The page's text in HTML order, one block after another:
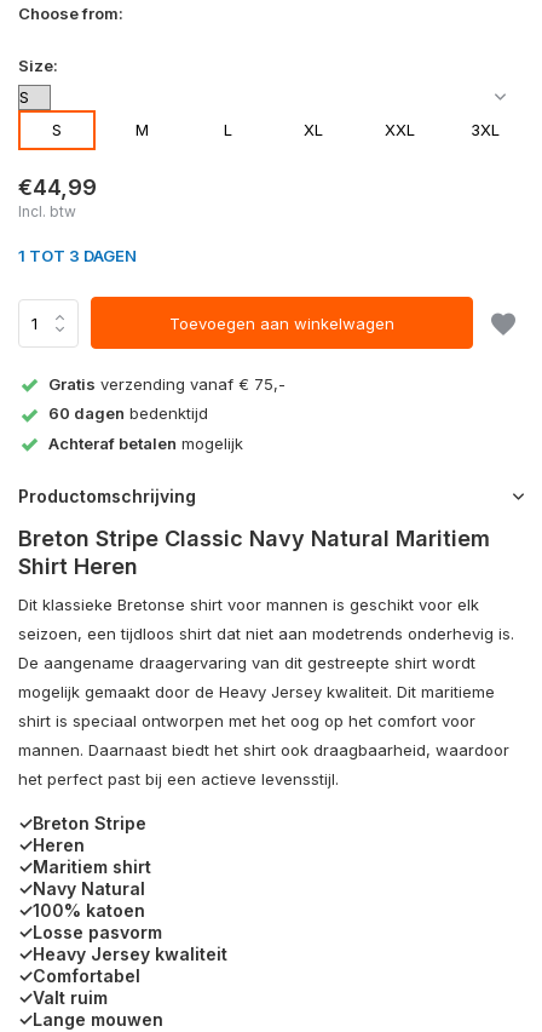
Choose from:
Size:
S M L XL XXL 3XL
€44,99
Incl. btw
1 TOT 3 DAGEN
Toevoegen aan winkelwagen
Gratis verzending vanaf € 75,-
60 dagen bedenktijd
Achteraf betalen mogelijk
Productomschrijving
Breton Stripe Classic Navy Natural Maritiem
Shirt Heren
Dit klassieke Bretonse shirt voor mannen is geschikt voor elk
seizoen, een tijdloos shirt dat niet aan modetrends onderhevig is.
De aangename draagervaring van dit gestreepte shirt wordt
mogelijk gemaakt door de Heavy Jersey kwaliteit. Dit maritieme
shirt is speciaal ontworpen met het oog op het comfort voor
mannen. Daarnaast biedt het shirt ook draagbaarheid, waardoor
het perfect past bij een actieve levensstijl.
✓Breton Stripe
✓Heren
✓Maritiem shirt
✓Navy Natural
✓100% katoen
✓Losse pasvorm
✓Heavy Jersey kwaliteit
✓Comfortabel
✓Valt ruim
✓Lange mouwen